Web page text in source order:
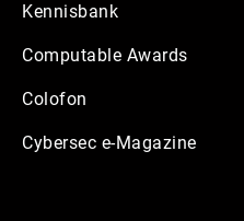
Kennisbank
Computable Awards
Colofon
Cybersec e-Magazine